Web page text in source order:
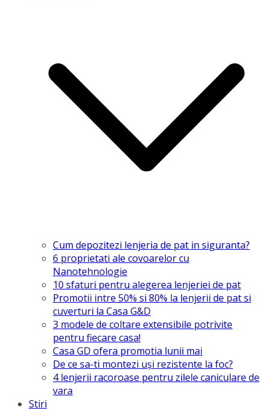
Cum depozitezi lenjeria de pat in siguranta?
6 proprietati ale covoarelor cu
Nanotehnologie
10 sfaturi pentru alegerea lenjeriei de pat
Promotii intre 50% si 80% la lenjerii de pat si
cuverturi la Casa G&D
3 modele de coltare extensibile potrivite
pentru fiecare casa!
Casa GD ofera promotia lunii mai
De ce sa-ti montezi uşi rezistente la foc?
4 lenjerii racoroase pentru zilele caniculare de
vara
Stiri